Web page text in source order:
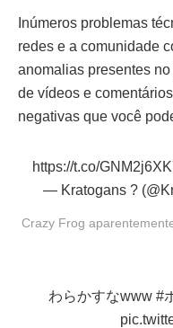
Inúmeros problemas
redes e a comunidade
anomalias presentes
de vídeos e
negativas que você
https://t.co/
— Kratogans ?
Crazy Frog
わらかすなwww #